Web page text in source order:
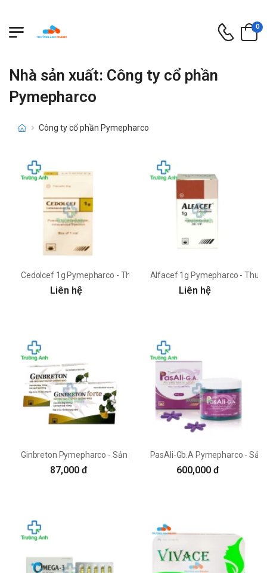
0
Nhà sản xuất: Công ty cổ phần
Pymepharco
Công ty cổ phần Pymepharco
Cedolcef 1g Pymepharco - Thuốc điều trị nhiễm khuẩn hiệu quả
Liên hệ
Alfacef 1g Pymepharco -
Liên hệ
Ginbreton Pymepharco - Sản phẩm tăng cường tuần hoàn não
87,000 đ
PasAli-Gb.A Pymepharco -
600,000 đ